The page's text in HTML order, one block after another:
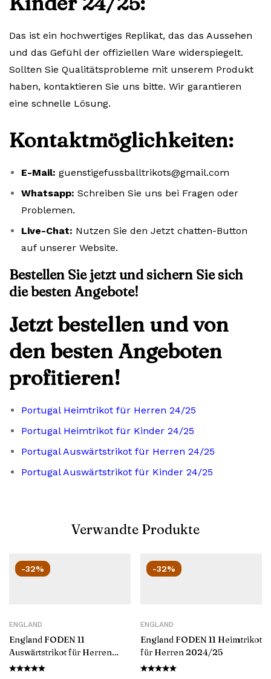
Das ist ein hochwertiges Replikat, das das Aussehen
und das Gefühl der offiziellen Ware widerspiegelt.
Sollten Sie Qualitätsprobleme mit unserem Produkt
haben, kontaktieren Sie uns bitte. Wir garantieren
eine schnelle Lösung.
Kontaktmöglichkeiten:
E-Mail: guenstigefussballtrikots@gmail.com
Whatsapp: Schreiben Sie uns bei Fragen oder
Problemen.
Live-Chat: Nutzen Sie den Jetzt chatten-Button
auf unserer Website.
Bestellen Sie jetzt und sichern Sie sich
die besten Angebote!
Jetzt bestellen und von
den besten Angeboten
profitieren!
Portugal Heimtrikot für Herren 24/25
Portugal Heimtrikot für Kinder 24/25
Portugal Auswärtstrikot für Herren 24/25
Portugal Auswärtstrikot für Kinder 24/25
Verwandte Produkte
-32%
ENGLAND
England FODEN 11
Auswärtstrikot für Herren
2024/25
-32%
ENGLAND
England FODEN 11 Heimtrikot
für Herren 2024/25